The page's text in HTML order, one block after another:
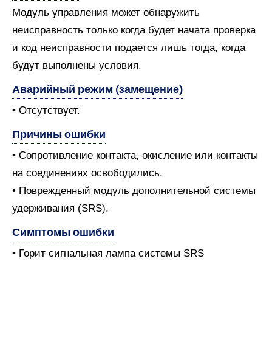
Модуль управления может обнаружить
неисправность только когда будет начата проверка
и код неисправности подается лишь тогда, когда
будут выполнены условия.
Аварийный режим (замещение)
• Отсутствует.
Причины ошибки
• Сопротивление контакта, окисление или контакты
на соединениях освободились.
• Поврежденный модуль дополнительной системы
удерживания (SRS).
Симптомы ошибки
• Горит сигнальная лампа системы SRS